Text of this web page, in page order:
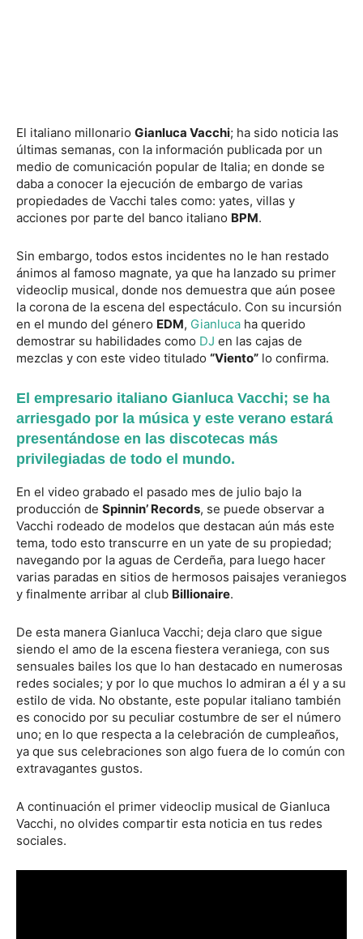
El italiano millonario Gianluca Vacchi; ha sido noticia las
últimas semanas, con la información publicada por un
medio de comunicación popular de Italia; en donde se
daba a conocer la ejecución de embargo de varias
propiedades de Vacchi tales como: yates, villas y
acciones por parte del banco italiano BPM.
Sin embargo, todos estos incidentes no le han restado
ánimos al famoso magnate, ya que ha lanzado su primer
videoclip musical, donde nos demuestra que aún posee
la corona de la escena del espectáculo. Con su incursión
en el mundo del género EDM, Gianluca ha querido
demostrar su habilidades como DJ en las cajas de
mezclas y con este video titulado “Viento” lo confirma.
El empresario italiano Gianluca Vacchi; se ha
arriesgado por la música y este verano estará
presentándose en las discotecas más
privilegiadas de todo el mundo.
En el video grabado el pasado mes de julio bajo la
producción de Spinnin’ Records, se puede observar a
Vacchi rodeado de modelos que destacan aún más este
tema, todo esto transcurre en un yate de su propiedad;
navegando por la aguas de Cerdeña, para luego hacer
varias paradas en sitios de hermosos paisajes veraniegos
y finalmente arribar al club Billionaire.
De esta manera Gianluca Vacchi; deja claro que sigue
siendo el amo de la escena fiestera veraniega, con sus
sensuales bailes los que lo han destacado en numerosas
redes sociales; y por lo que muchos lo admiran a él y a su
estilo de vida. No obstante, este popular italiano también
es conocido por su peculiar costumbre de ser el número
uno; en lo que respecta a la celebración de cumpleaños,
ya que sus celebraciones son algo fuera de lo común con
extravagantes gustos.
A continuación el primer videoclip musical de Gianluca
Vacchi, no olvides compartir esta noticia en tus redes
sociales.